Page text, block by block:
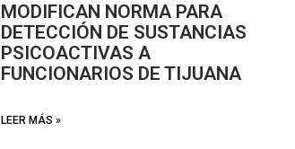
MODIFICAN NORMA PARA
DETECCIÓN DE SUSTANCIAS
PSICOACTIVAS A
FUNCIONARIOS DE TIJUANA
LEER MÁS »